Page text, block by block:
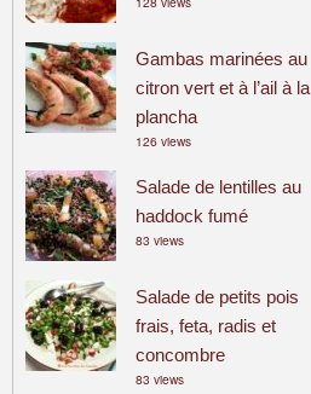
Gambas marinées au
citron vert et à l’ail à la
plancha
126 views
Salade de lentilles au
haddock fumé
83 views
Salade de petits pois
frais, feta, radis et
concombre
83 views